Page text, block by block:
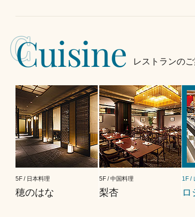
C
Cuisine レストランの
5F / 日本料理
穂のはな
5F / 中国料理
梨杏
1F /
ロ